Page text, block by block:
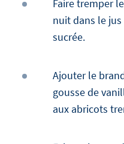
Faire tremper
nuit dans le
sucrée.
Ajouter le
gousse de
aux abricots